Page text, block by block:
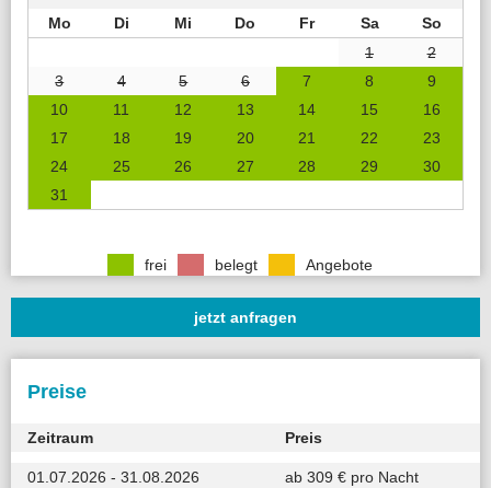
Mo
Di Mi Do Fr Sa
So
1
2
3
4 5 6 7 8
9
10
11 12 13 14 15
16
17
18 19 20 21 22
23
24
25 26 27 28 29
30
31
frei belegt Angebote
jetzt anfragen
Preise
Zeitraum Preis
01.07.2026 - 31.08.2026
ab 309 € pro Nacht